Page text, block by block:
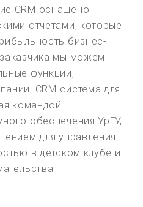
CRM оснащено
отчетами, которые
бизнес-
мы можем
функции,
CRM-система для
командой
обеспечения УрГУ,
для управления
в детском клубе и